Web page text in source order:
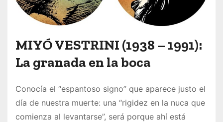
MIYÓ VESTRINI (1938 – 1991):
La granada en la boca
Conocía el “espantoso signo” que aparece justo el
día de nuestra muerte: una “rigidez en la nuca que
comienza al levantarse”, será porque ahí está